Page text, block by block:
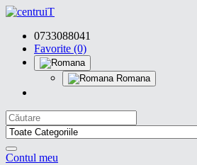
0733088041
Favorite (0)
Romana
Contul meu